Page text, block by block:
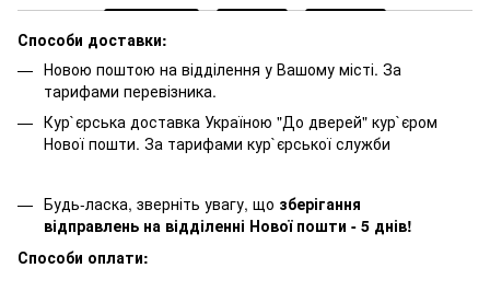
Способи доставки:
Новою поштою на відділення у Вашому місті. За
тарифами перевізника.
Кур`єрська доставка Україною "До дверей" кур`єром
Нової пошти. За тарифами кур`єрської служби
Будь-ласка, зверніть увагу, що зберігання
відправлень на відділенні Нової пошти - 5 днів!
Способи оплати: